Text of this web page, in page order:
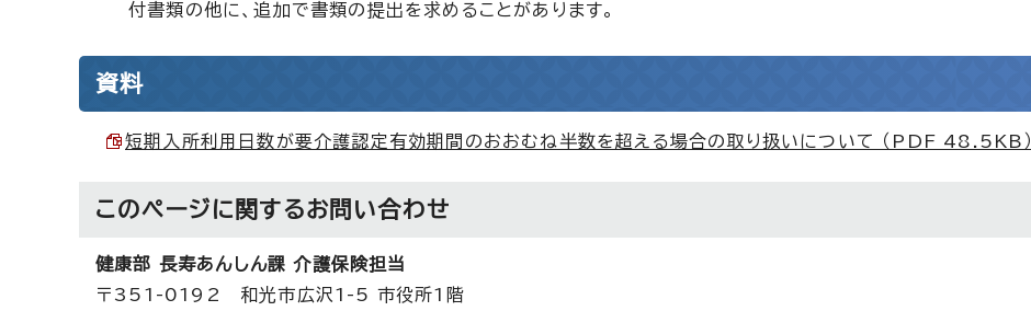
付書類の他に、追加で書類の提出を求めることがあります。
資料
短期入所利用日数が要介護認定有効期間のおおむね半数を超える場合の取り扱いについて （PDF 48.5KB）
このページに関するお問い合わせ
健康部 長寿あんしん課 介護保険担当
〒351-0192 和光市広沢1-5 市役所1階